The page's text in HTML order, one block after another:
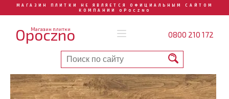
МАГАЗИН ПЛИТКИ НЕ ЯВЛЯЕТСЯ ОФИЦИАЛЬНЫМ САЙТОМ
КОМПАНИИ OPOCZNO
Магазин плитки
Opoczno 0800 210 172